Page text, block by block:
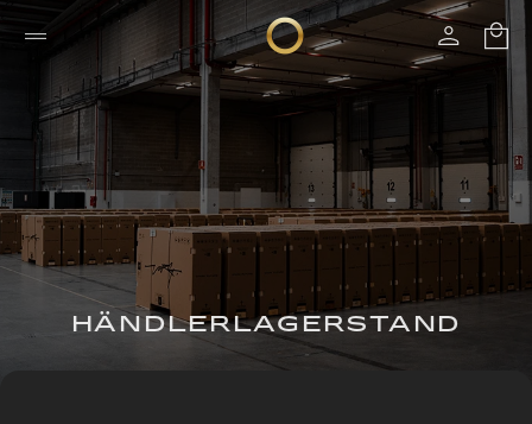
HÄNDLERLAGERSTAND